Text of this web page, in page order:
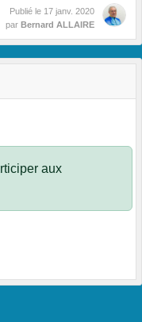
Publié le 17 janv. 2020
par Bernard ALLAIRE
aux